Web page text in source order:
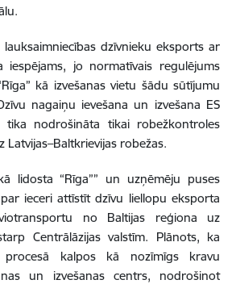
dzīvnieku eksports ar
iespējams, jo normatīvais regulējums
kā izvešanas vietu šādu sūtījumu
nagaiņu ievešana un izvešana ES
tika nodrošināta tikai robežkontroles
Latvijas–Baltkrievijas robežas.
lidosta “Rīga”” un uzņēmēju puses
ieceri attīstīt dzīvu liellopu eksporta
no Baltijas reģiona uz
Centrālāzijas valstīm. Plānots, ka
procesā kalpos kā nozīmīgs kravu
un izvešanas centrs, nodrošinot